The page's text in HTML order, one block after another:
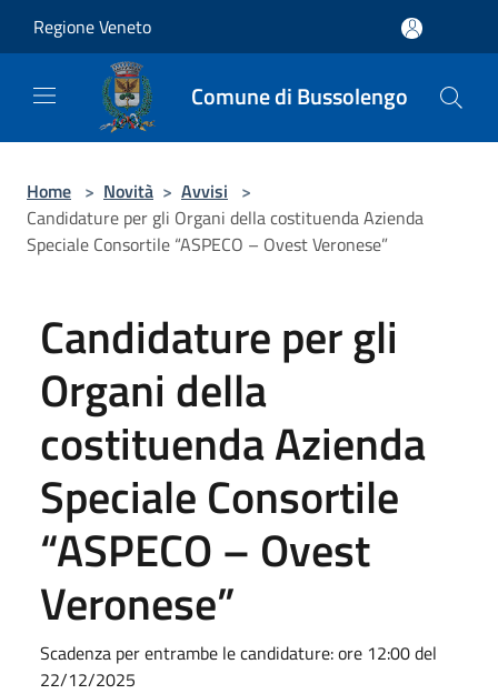
Regione Veneto
Comune di Bussolengo
Home > Novità > Avvisi >
Candidature per gli Organi della costituenda Azienda
Speciale Consortile “ASPECO – Ovest Veronese”
Candidature per gli
Organi della
costituenda Azienda
Speciale Consortile
“ASPECO – Ovest
Veronese”
Scadenza per entrambe le candidature: ore 12:00 del
22/12/2025